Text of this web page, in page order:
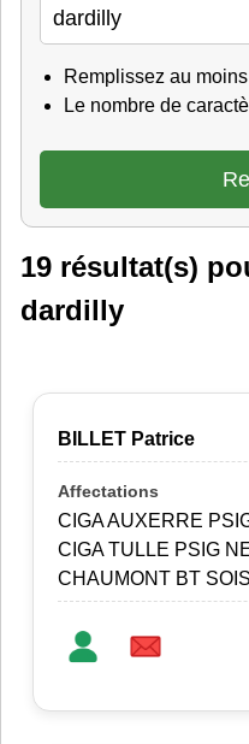
Remplissez au
Le nombre de
19 résultat(s)
dardilly
BILLET Patrice
CIGA AUXERRE
CIGA TULLE PSIG
CHAUMONT BT